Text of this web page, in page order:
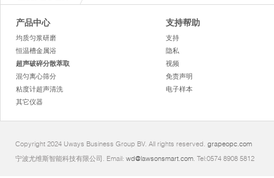
产品中心
均质匀浆研磨
恒温槽金属浴
超声破碎分散萃取
混匀离心筛分
粘度计超声清洗
其它仪器
支持帮助
支持
隐私
视频
免责声明
电子样本
Copyright 2024 Uways Business Group BV. All rights reserved. grapeopc.com
宁波尤维斯智能科技有限公司. Email: wd@lawsonsmart.com. Tel:0574 8908 5812